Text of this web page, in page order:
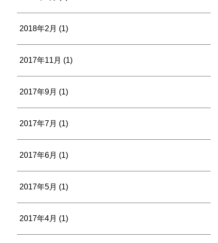
2018年2月 (1)
2017年11月 (1)
2017年9月 (1)
2017年7月 (1)
2017年6月 (1)
2017年5月 (1)
2017年4月 (1)